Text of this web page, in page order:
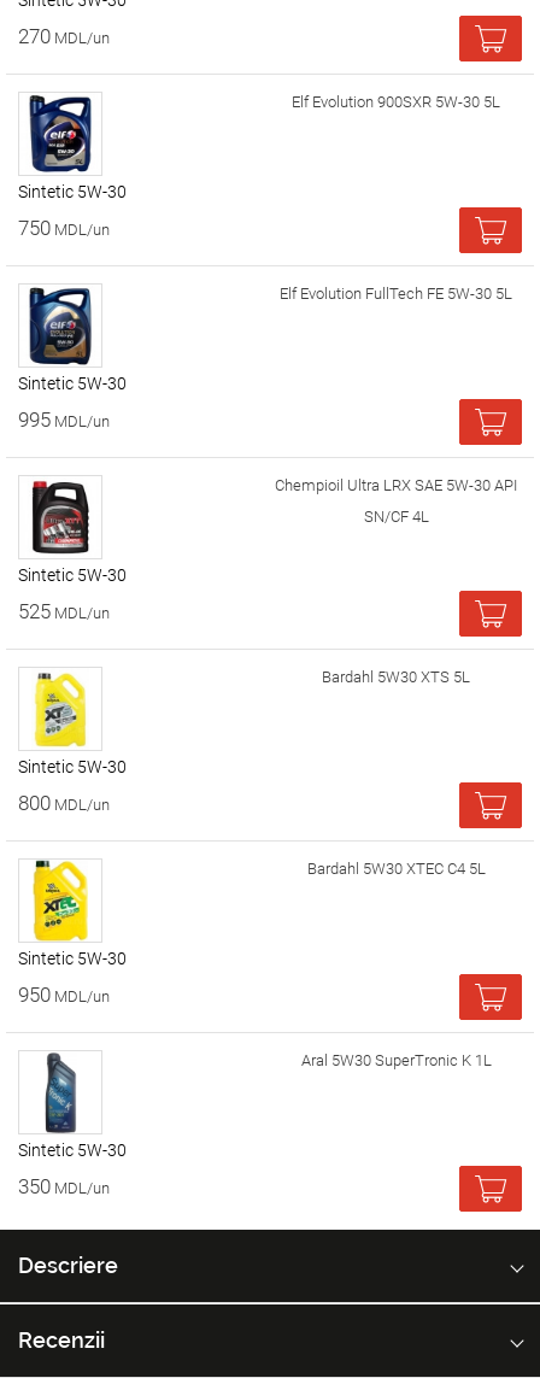
270 MDL/un
Elf Evolution 900SXR 5W-30 5L
Sintetic 5W-30
750 MDL/un
Elf Evolution FullTech FE 5W-30 5L
Sintetic 5W-30
995 MDL/un
Chempioil Ultra LRX SAE 5W-30 API
SN/CF 4L
Sintetic 5W-30
525 MDL/un
Bardahl 5W30 XTS 5L
Sintetic 5W-30
800 MDL/un
Bardahl 5W30 XTEC C4 5L
Sintetic 5W-30
950 MDL/un
Aral 5W30 SuperTronic K 1L
Sintetic 5W-30
350 MDL/un
Descriere
Recenzii